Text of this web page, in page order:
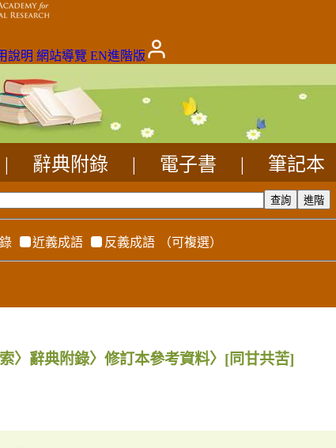
說明 網站導覽 EN進階版
辭典附錄 電子書 筆記本
近義成語 反義成語 （可複選）
〉辭典附錄〉修訂本參考資料〉 [同甘共苦]